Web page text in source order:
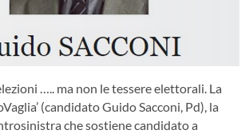
….. ma non le tessere elettorali. La
(candidato Guido Sacconi, Pd), la
che sostiene candidato a